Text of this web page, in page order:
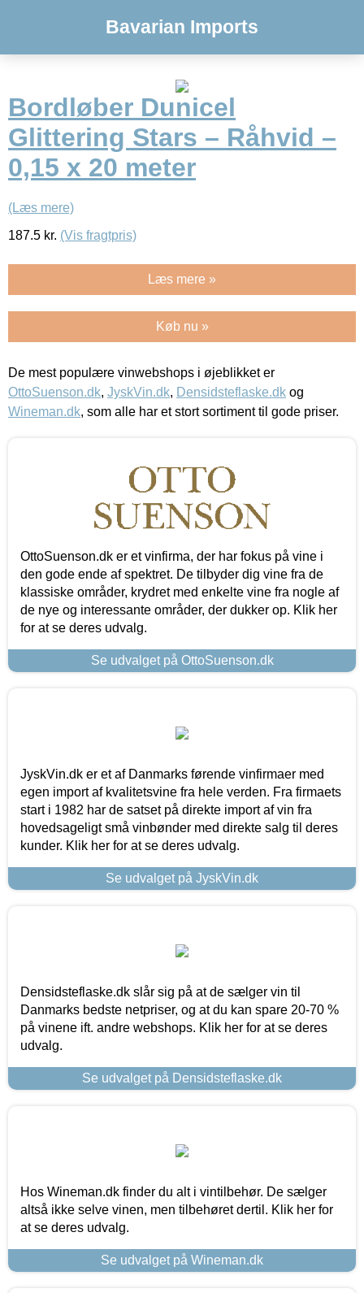
Bavarian Imports
Bordløber Dunicel
Glittering Stars – Råhvid –
0,15 x 20 meter
(Læs mere)
187.5 kr. (Vis fragtpris)
Læs mere »
Køb nu »
De mest populære vinwebshops i øjeblikket er
OttoSuenson.dk, JyskVin.dk, Densidsteflaske.dk og
Wineman.dk, som alle har et stort sortiment til gode priser.
OttoSuenson.dk er et vinfirma, der har fokus på vine i
den gode ende af spektret. De tilbyder dig vine fra de
klassiske områder, krydret med enkelte vine fra nogle af
de nye og interessante områder, der dukker op. Klik her
for at se deres udvalg.
Se udvalget på OttoSuenson.dk
JyskVin.dk er et af Danmarks førende vinfirmaer med
egen import af kvalitetsvine fra hele verden. Fra firmaets
start i 1982 har de satset på direkte import af vin fra
hovedsageligt små vinbønder med direkte salg til deres
kunder. Klik her for at se deres udvalg.
Se udvalget på JyskVin.dk
Densidsteflaske.dk slår sig på at de sælger vin til
Danmarks bedste netpriser, og at du kan spare 20-70 %
på vinene ift. andre webshops. Klik her for at se deres
udvalg.
Se udvalget på Densidsteflaske.dk
Hos Wineman.dk finder du alt i vintilbehør. De sælger
altså ikke selve vinen, men tilbehøret dertil. Klik her for
at se deres udvalg.
Se udvalget på Wineman.dk